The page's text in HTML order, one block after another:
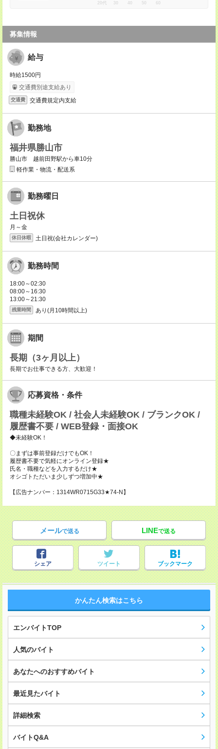
20代 30 40 50 60
募集情報
給与
時給1500円
交通費別途支給あり
交通費 交通費規定内支給
勤務地
福井県勝山市
勝山市 越前田野駅から車10分
軽作業・物流・配送系
勤務曜日
土日祝休
月～金
休日休暇 土日祝(会社カレンダー)
勤務時間
18:00～02:30
08:00～16:30
13:00～21:30
残業時間 あり(月10時間以上)
期間
長期（3ヶ月以上）
長期でお仕事できる方、大歓迎！
応募資格・条件
職種未経験OK / 社会人未経験OK / ブランクOK /
履歴書不要 / WEB登録・面接OK
◆未経験OK！
〇まずは事前登録だけでもOK！
履歴書不要で気軽にオンライン登録★
氏名・職種などを入力するだけ★
オシゴトただいま少しずつ増加中★
【広告ナンバー：1314WR0715G33★74-N】
メールで送る LINEで送る
シェア ツイート ブックマーク
かんたん検索はこちら
エンバイトTOP
人気のバイト
あなたへのおすすめバイト
最近見たバイト
詳細検索
バイトQ&A